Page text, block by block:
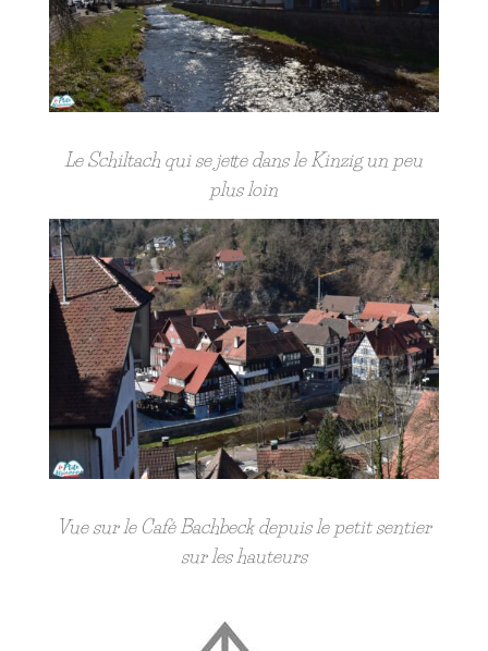
Le Schiltach qui se jette dans le Kinzig un peu
plus loin
Vue sur le Café Bachbeck depuis le petit sentier
sur les hauteurs